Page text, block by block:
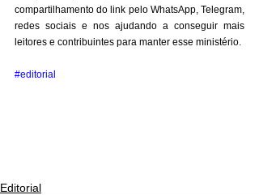
compartilhamento do link pelo WhatsApp, Telegram,
redes sociais e nos ajudando a conseguir mais
leitores e contribuintes para manter esse ministério.
#editorial
Editorial